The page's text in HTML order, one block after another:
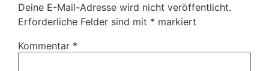
Deine E-Mail-Adresse wird nicht veröffentlicht.
Erforderliche Felder sind mit * markiert
Kommentar *